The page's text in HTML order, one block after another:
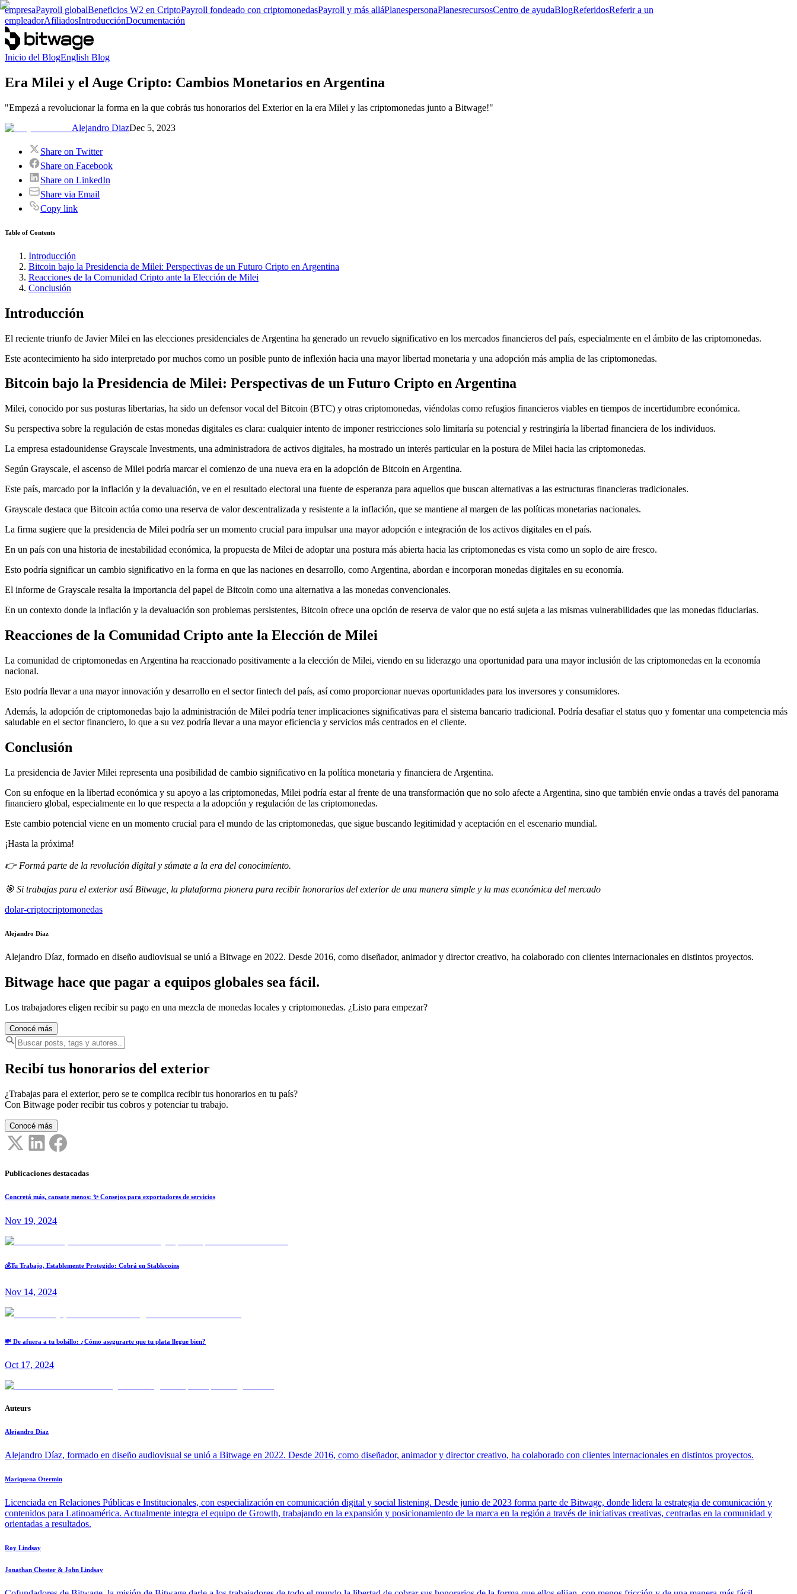
empresaPayroll globalBeneficios W2 en CriptoPayroll fondeado con criptomonedasPayroll y más alláPlanespersonaPlanesrecursosCentro de ayudaBlogReferidosReferir a un
empleadorAfiliadosIntroducciónDocumentación
Inicio del BlogEnglish Blog
Era Milei y el Auge Cripto: Cambios Monetarios en Argentina
"Empezá a revolucionar la forma en la que cobrás tus honorarios del Exterior en la era Milei y las criptomonedas junto a Bitwage!"
Alejandro DiazDec 5, 2023
Share on Twitter
Share on Facebook
Share on LinkedIn
Share via Email
Copy link
Table of Contents
Introducción
Bitcoin bajo la Presidencia de Milei: Perspectivas de un Futuro Cripto en Argentina
Reacciones de la Comunidad Cripto ante la Elección de Milei
Conclusión
Introducción
El reciente triunfo de Javier Milei en las elecciones presidenciales de Argentina ha generado un revuelo significativo en los mercados financieros del país, especialmente en el ámbito de las criptomonedas.
Este acontecimiento ha sido interpretado por muchos como un posible punto de inflexión hacia una mayor libertad monetaria y una adopción más amplia de las criptomonedas.
Bitcoin bajo la Presidencia de Milei: Perspectivas de un Futuro Cripto en Argentina
Milei, conocido por sus posturas libertarias, ha sido un defensor vocal del Bitcoin (BTC) y otras criptomonedas, viéndolas como refugios financieros viables en tiempos de incertidumbre económica.
Su perspectiva sobre la regulación de estas monedas digitales es clara: cualquier intento de imponer restricciones solo limitaría su potencial y restringiría la libertad financiera de los individuos.
La empresa estadounidense Grayscale Investments, una administradora de activos digitales, ha mostrado un interés particular en la postura de Milei hacia las criptomonedas.
Según Grayscale, el ascenso de Milei podría marcar el comienzo de una nueva era en la adopción de Bitcoin en Argentina.
Este país, marcado por la inflación y la devaluación, ve en el resultado electoral una fuente de esperanza para aquellos que buscan alternativas a las estructuras financieras tradicionales.
Grayscale destaca que Bitcoin actúa como una reserva de valor descentralizada y resistente a la inflación, que se mantiene al margen de las políticas monetarias nacionales.
La firma sugiere que la presidencia de Milei podría ser un momento crucial para impulsar una mayor adopción e integración de los activos digitales en el país.
En un país con una historia de inestabilidad económica, la propuesta de Milei de adoptar una postura más abierta hacia las criptomonedas es vista como un soplo de aire fresco.
Esto podría significar un cambio significativo en la forma en que las naciones en desarrollo, como Argentina, abordan e incorporan monedas digitales en su economía.
El informe de Grayscale resalta la importancia del papel de Bitcoin como una alternativa a las monedas convencionales.
En un contexto donde la inflación y la devaluación son problemas persistentes, Bitcoin ofrece una opción de reserva de valor que no está sujeta a las mismas vulnerabilidades que las monedas fiduciarias.
Reacciones de la Comunidad Cripto ante la Elección de Milei
La comunidad de criptomonedas en Argentina ha reaccionado positivamente a la elección de Milei, viendo en su liderazgo una oportunidad para una mayor inclusión de las criptomonedas en la economía
nacional.
Esto podría llevar a una mayor innovación y desarrollo en el sector fintech del país, así como proporcionar nuevas oportunidades para los inversores y consumidores.
Además, la adopción de criptomonedas bajo la administración de Milei podría tener implicaciones significativas para el sistema bancario tradicional. Podría desafiar el status quo y fomentar una competencia más
saludable en el sector financiero, lo que a su vez podría llevar a una mayor eficiencia y servicios más centrados en el cliente.
Conclusión
La presidencia de Javier Milei representa una posibilidad de cambio significativo en la política monetaria y financiera de Argentina.
Con su enfoque en la libertad económica y su apoyo a las criptomonedas, Milei podría estar al frente de una transformación que no solo afecte a Argentina, sino que también envíe ondas a través del panorama
financiero global, especialmente en lo que respecta a la adopción y regulación de las criptomonedas.
Este cambio potencial viene en un momento crucial para el mundo de las criptomonedas, que sigue buscando legitimidad y aceptación en el escenario mundial.
¡Hasta la próxima!
👉 Formá parte de la revolución digital y súmate a la era del conocimiento.
🎯 Si trabajas para el exterior usá Bitwage, la plataforma pionera para recibir honorarios del exterior de una manera simple y la mas económica del mercado
dolar-criptocriptomonedas
Alejandro Diaz
Alejandro Díaz, formado en diseño audiovisual se unió a Bitwage en 2022. Desde 2016, como diseñador, animador y director creativo, ha colaborado con clientes internacionales en distintos proyectos.
Bitwage hace que pagar a equipos globales sea fácil.
Los trabajadores eligen recibir su pago en una mezcla de monedas locales y criptomonedas. ¿Listo para empezar?
Conocé más
Recibí tus honorarios del exterior
¿Trabajas para el exterior, pero se te complica recibir tus honorarios en tu país?
Con Bitwage poder recibir tus cobros y potenciar tu trabajo.
Conocé más
Publicaciones destacadas
Concretá más, cansate menos: ✨ Consejos para exportadores de servicios
Nov 19, 2024
💰Tu Trabajo, Establemente Protegido: Cobrá en Stablecoins
Nov 14, 2024
💸 De afuera a tu bolsillo: ¿Cómo asegurarte que tu plata llegue bien?
Oct 17, 2024
Auteurs
Alejandro Diaz
Alejandro Díaz, formado en diseño audiovisual se unió a Bitwage en 2022. Desde 2016, como diseñador, animador y director creativo, ha colaborado con clientes internacionales en distintos proyectos.
Mariquena Otermin
Licenciada en Relaciones Públicas e Institucionales, con especialización en comunicación digital y social listening. Desde junio de 2023 forma parte de Bitwage, donde lidera la estrategia de comunicación y
contenidos para Latinoamérica. Actualmente integra el equipo de Growth, trabajando en la expansión y posicionamiento de la marca en la región a través de iniciativas creativas, centradas en la comunidad y
orientadas a resultados.
Roy Lindsay
Jonathan Chester & John Lindsay